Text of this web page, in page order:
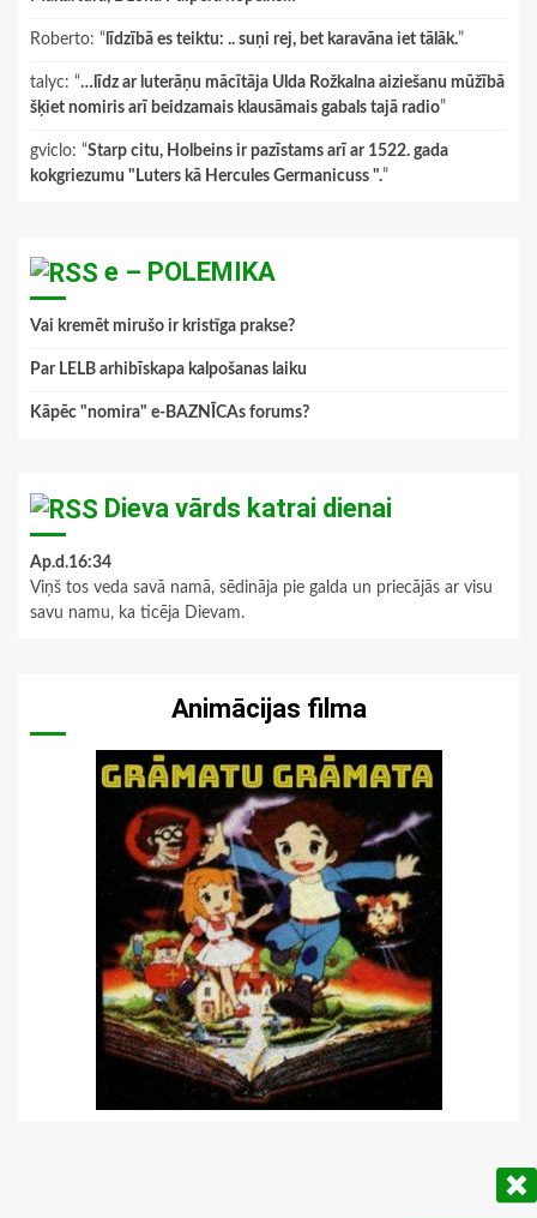
Roberto: “ līdzībā es teiktu: .. suņi rej, bet karavāna iet tālāk.”
talyc: “…līdz ar luterāņu mācītāja Ulda Rožkalna aiziešanu mūžībā
šķiet nomiris arī beidzamais klausāmais gabals tajā radio”
gviclo: “Starp citu, Holbeins ir pazīstams arī ar 1522. gada
kokgriezumu "Luters kā Hercules Germanicuss ".”
e – POLEMIKA
Vai kremēt mirušo ir kristīga prakse?
Par LELB arhibīskapa kalpošanas laiku
Kāpēc "nomira" e-BAZNĪCAs forums?
Dieva vārds katrai dienai
Ap.d.16:34
Viņš tos veda savā namā, sēdināja pie galda un priecājās ar visu
savu namu, ka ticēja Dievam.
Animācijas filma